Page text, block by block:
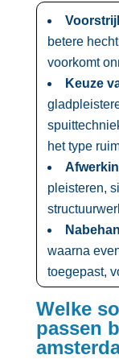
betere
voorkomt
Keuze
het type
pleisteren,
waarna
toegepast,
Welke
passen